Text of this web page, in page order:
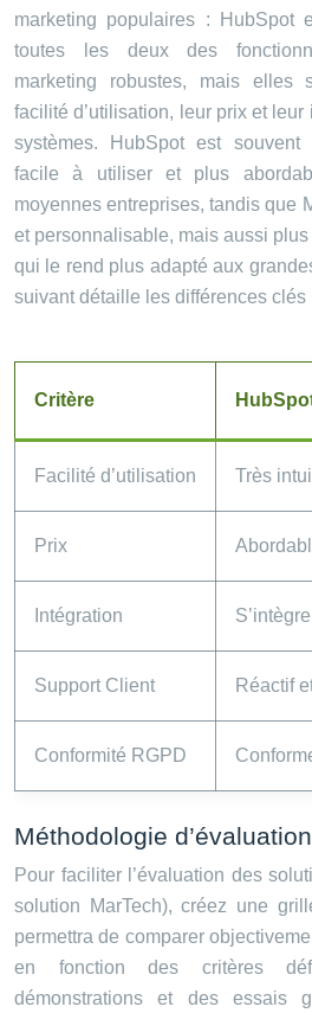
marketing populaires : HubSpot
toutes les deux des
marketing robustes, mais elles
facilité d’utilisation, leur prix et leur
systèmes. HubSpot est souvent
facile à utiliser et plus
moyennes entreprises, tandis que
et personnalisable, mais aussi
qui le rend plus adapté aux
suivant détaille les différences clés
Critère
Facilité d’utilisation Très
Prix
Intégration
Support Client Réactif
Conformité RGPD
Méthodologie d’évaluation
Pour faciliter l’évaluation des
solution MarTech), créez une
permettra de comparer
en fonction des critères
démonstrations et des essais